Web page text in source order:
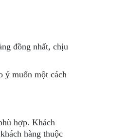
đồng nhất, chịu
ý muốn một cách
hợp. Khách
hàng thuộc